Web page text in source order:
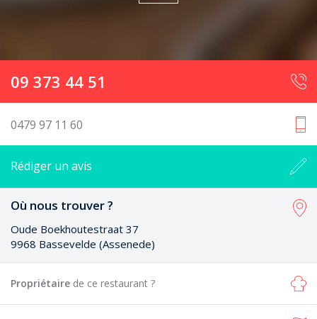
09 373 44 51
0479 97 11 60
Rédiger un avis
Où nous trouver ?
Oude Boekhoutestraat 37
9968 Bassevelde (Assenede)
Propriétaire de ce restaurant ?